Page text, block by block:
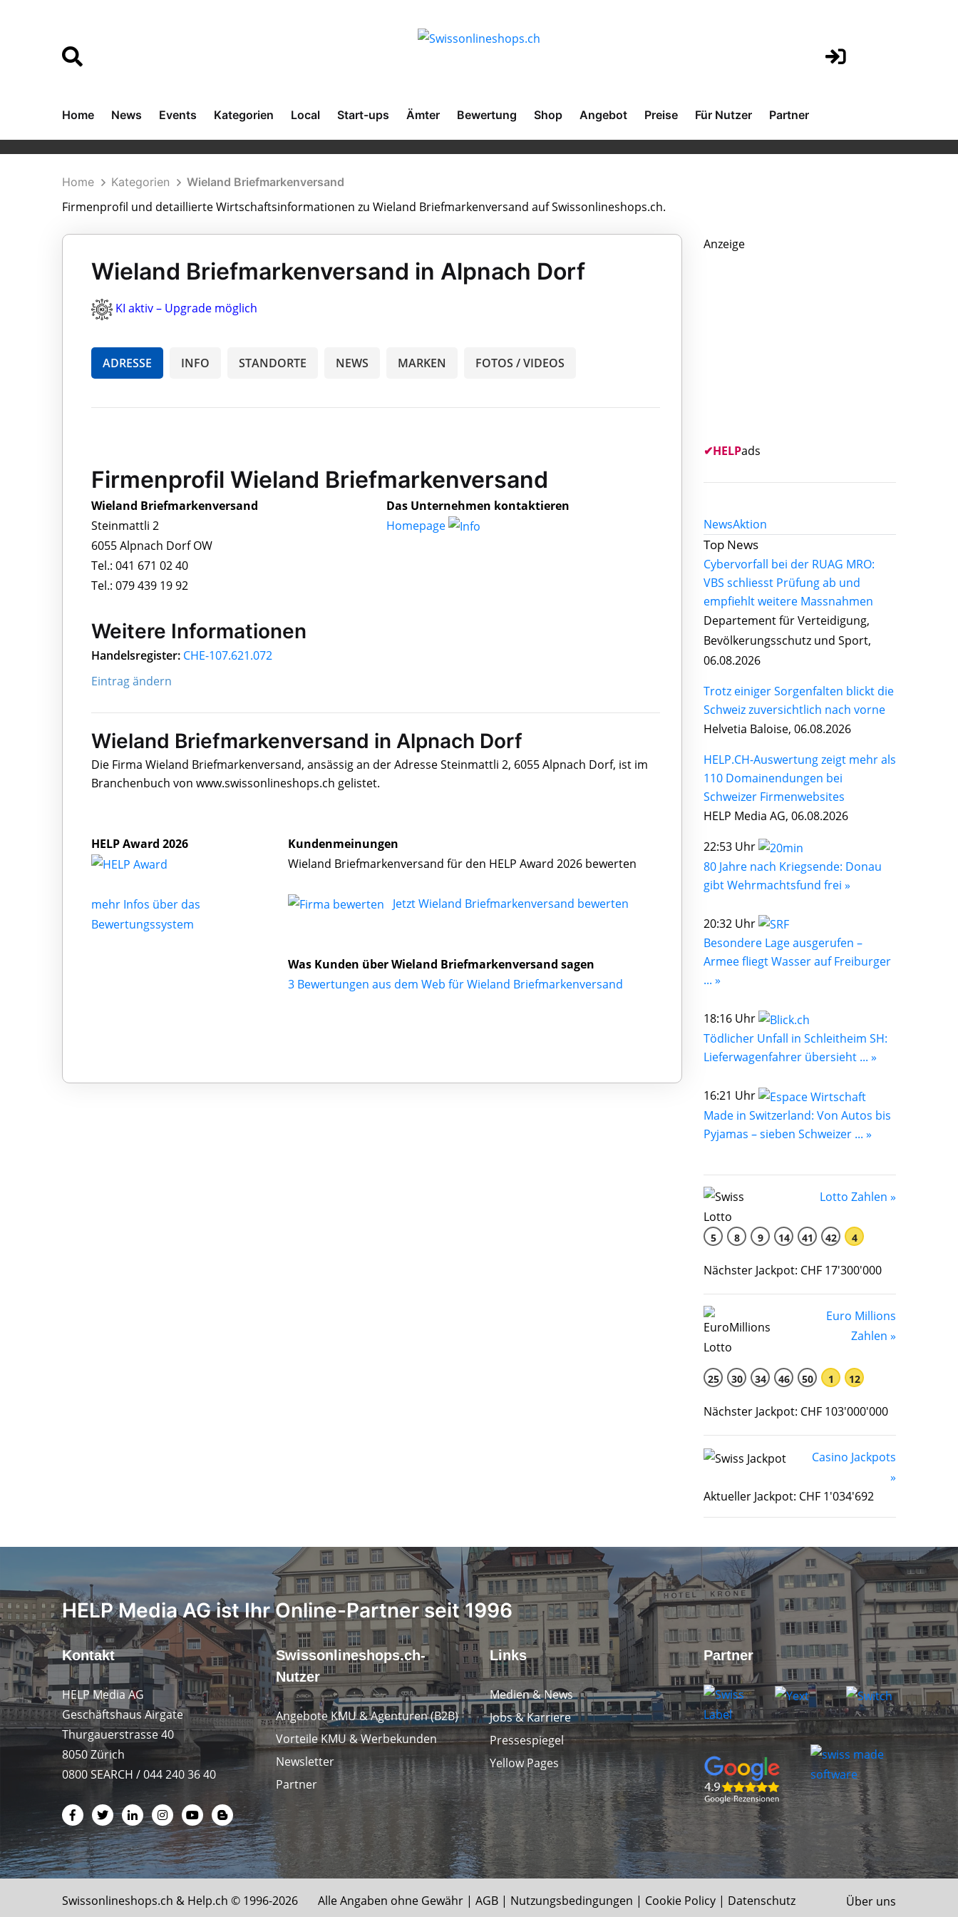
Home News Events Kategorien Local Start-ups Ämter Bewertung Shop Angebot Preise Für Nutzer Partner
Home Kategorien Wieland Briefmarkenversand
Firmenprofil und detaillierte Wirtschaftsinformationen zu Wieland Briefmarkenversand auf Swissonlineshops.ch.
Wieland Briefmarkenversand in Alpnach Dorf
KI aktiv – Upgrade möglich
ADRESSE INFO STANDORTE NEWS MARKEN FOTOS / VIDEOS
Firmenprofil Wieland Briefmarkenversand
Wieland Briefmarkenversand
Steinmattli 2
6055 Alpnach Dorf OW
Tel.: 041 671 02 40
Tel.: 079 439 19 92
Das Unternehmen kontaktieren
Homepage
Weitere Informationen
Handelsregister: CHE-107.621.072
Eintrag ändern
Wieland Briefmarkenversand in Alpnach Dorf
Die Firma Wieland Briefmarkenversand, ansässig an der Adresse Steinmattli 2, 6055 Alpnach Dorf, ist im
Branchenbuch von www.swissonlineshops.ch gelistet.
HELP Award 2026
mehr Infos über das
Bewertungssystem
Kundenmeinungen
Wieland Briefmarkenversand für den HELP Award 2026 bewerten
Jetzt Wieland Briefmarkenversand bewerten
Was Kunden über Wieland Briefmarkenversand sagen
3 Bewertungen aus dem Web für Wieland Briefmarkenversand
Anzeige
✔HELPads
NewsAktion
Top News
Cybervorfall bei der RUAG MRO:
VBS schliesst Prüfung ab und
empfiehlt weitere Massnahmen
Departement für Verteidigung,
Bevölkerungsschutz und Sport,
06.08.2026
Trotz einiger Sorgenfalten blickt die
Schweiz zuversichtlich nach vorne
Helvetia Baloise, 06.08.2026
HELP.CH-Auswertung zeigt mehr als
110 Domainendungen bei
Schweizer Firmenwebsites
HELP Media AG, 06.08.2026
22:53 Uhr
80 Jahre nach Kriegsende: Donau
gibt Wehrmachtsfund frei »
20:32 Uhr
Besondere Lage ausgerufen –
Armee fliegt Wasser auf Freiburger
... »
18:16 Uhr
Tödlicher Unfall in Schleitheim SH:
Lieferwagenfahrer übersieht ... »
16:21 Uhr
Made in Switzerland: Von Autos bis
Pyjamas – sieben Schweizer ... »
Lotto Zahlen »
5 8 9 14 41 42 4
Nächster Jackpot: CHF 17'300'000
Euro Millions
Zahlen »
25 30 34 46 50 1 12
Nächster Jackpot: CHF 103'000'000
Casino Jackpots
»
Aktueller Jackpot: CHF 1'034'692
HELP Media AG ist Ihr Online-Partner seit 1996
Kontakt
HELP Media AG
Geschäftshaus Airgate
Thurgauerstrasse 40
8050 Zürich
0800 SEARCH / 044 240 36 40
Swissonlineshops.ch-
Nutzer
Angebote KMU & Agenturen (B2B)
Vorteile KMU & Werbekunden
Newsletter
Partner
Links
Medien & News
Jobs & Karriere
Pressespiegel
Yellow Pages
Partner
Swissonlineshops.ch & Help.ch © 1996-2026 Alle Angaben ohne Gewähr | AGB | Nutzungsbedingungen | Cookie Policy | Datenschutz Über uns